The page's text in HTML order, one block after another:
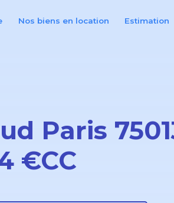
Nos biens en location Estimation
Paris
€CC